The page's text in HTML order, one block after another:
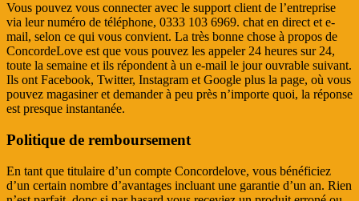
Vous pouvez vous connecter avec le support client de l’entreprise
via leur numéro de téléphone, 0333 103 6969. chat en direct et e-
mail, selon ce qui vous convient. La très bonne chose à propos de
ConcordeLove est que vous pouvez les appeler 24 heures sur 24,
toute la semaine et ils répondent à un e-mail le jour ouvrable suivant.
Ils ont Facebook, Twitter, Instagram et Google plus la page, où vous
pouvez magasiner et demander à peu près n’importe quoi, la réponse
est presque instantanée.
Politique de remboursement
En tant que titulaire d’un compte Concordelove, vous bénéficiez
d’un certain nombre d’avantages incluant une garantie d’un an. Rien